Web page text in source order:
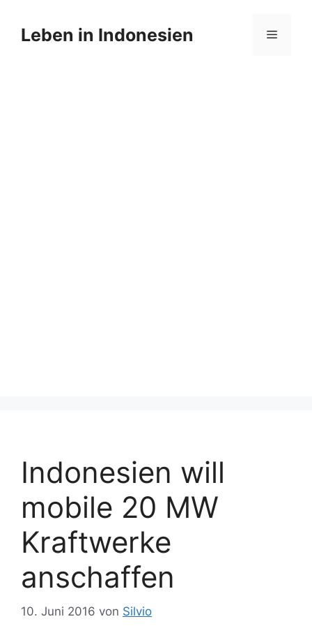
Inhalt
springen
Leben in Indonesien Menü
Indonesien will
mobile 20 MW
Kraftwerke
anschaffen
10. Juni 2016 von Silvio